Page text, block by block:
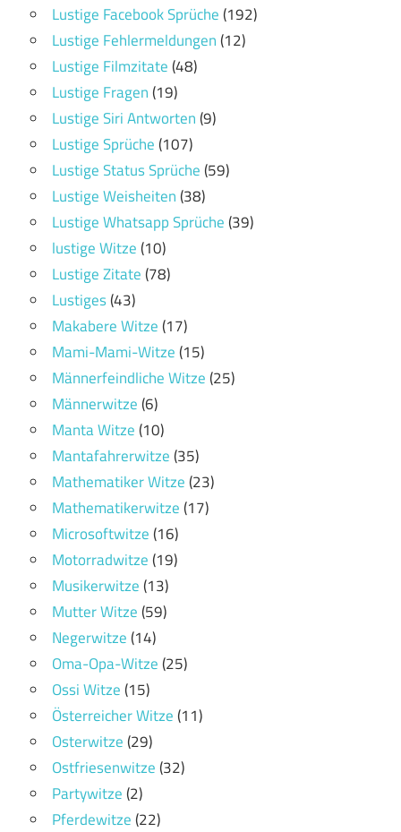
Lustige Facebook Sprüche(192)
Lustige Fehlermeldungen(12)
Lustige Filmzitate(48)
Lustige Fragen(19)
Lustige Siri Antworten(9)
Lustige Sprüche(107)
Lustige Status Sprüche(59)
Lustige Weisheiten(38)
Lustige Whatsapp Sprüche(39)
lustige Witze(10)
Lustige Zitate(78)
Lustiges(43)
Makabere Witze(17)
Mami-Mami-Witze(15)
Männerfeindliche Witze(25)
Männerwitze(6)
Manta Witze(10)
Mantafahrerwitze(35)
Mathematiker Witze(23)
Mathematikerwitze(17)
Microsoftwitze(16)
Motorradwitze(19)
Musikerwitze(13)
Mutter Witze(59)
Negerwitze(14)
Oma-Opa-Witze(25)
Ossi Witze(15)
Österreicher Witze(11)
Osterwitze(29)
Ostfriesenwitze(32)
Partywitze(2)
Pferdewitze(22)